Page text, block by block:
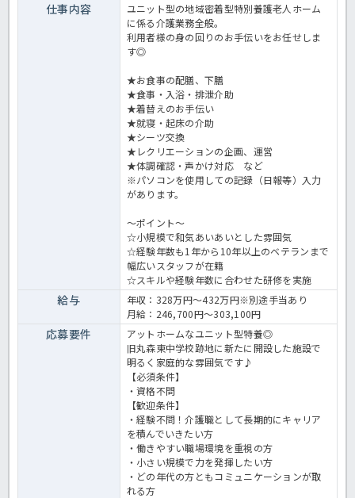
仕事内容
ユニット型の地域密着型特別養護老人ホーム
に係る介護業務全般。
利用者様の身の回りのお手伝いをお任せしま
す◎
★お食事の配膳、下膳
★食事・入浴・排泄介助
★着替えのお手伝い
★就寝・起床の介助
★シーツ交換
★レクリエーションの企画、運営
★体調確認・声かけ対応 など
※パソコンを使用しての記録（日報等）入力
があります。
～ポイント～
☆小規模で和気あいあいとした雰囲気
☆経験年数も1年から10年以上のベテランまで
幅広いスタッフが在籍
☆スキルや経験年数に合わせた研修を実施
給与
年収：328万円～432万円※別途手当あり
月給：246,700円～303,100円
応募要件
アットホームなユニット型特養◎
旧丸森東中学校跡地に新たに開設した施設で
明るく家庭的な雰囲気です♪
【必須条件】
・資格不問
【歓迎条件】
・経験不問！介護職として長期的にキャリア
を積んでいきたい方
・働きやすい職場環境を重視の方
・小さい規模で力を発揮したい方
・どの年代の方ともコミュニケーションが取
れる方